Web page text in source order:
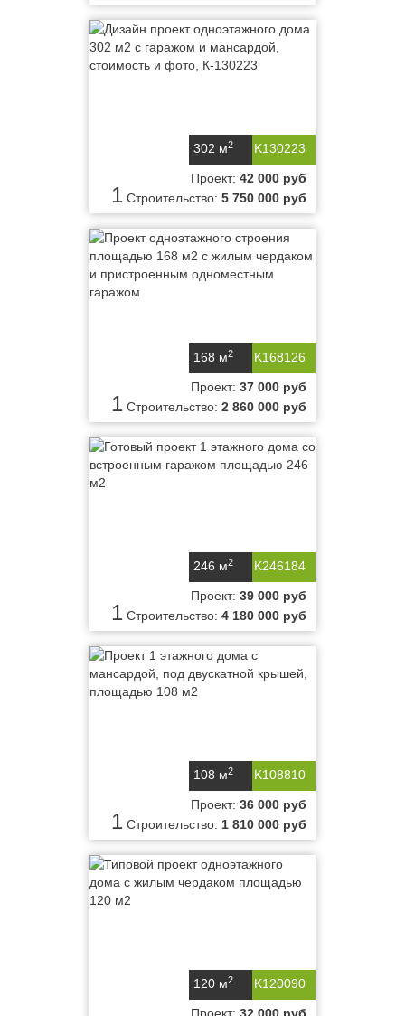
K130223
302 м2
1
Проект: 42 000 руб
Строительство: 5 750 000 руб
K168126
168 м2
1
Проект: 37 000 руб
Строительство: 2 860 000 руб
K246184
246 м2
1
Проект: 39 000 руб
Строительство: 4 180 000 руб
K108810
108 м2
1
Проект: 36 000 руб
Строительство: 1 810 000 руб
K120090
120 м2